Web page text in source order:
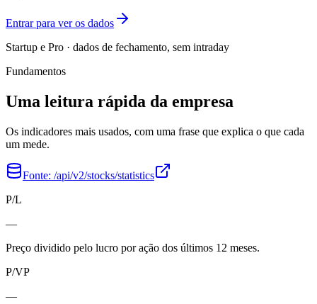
Entrar para ver os dados
Startup e Pro · dados de fechamento, sem intraday
Fundamentos
Uma leitura rápida da empresa
Os indicadores mais usados, com uma frase que explica o que cada
um mede.
Fonte: /api/v2/stocks/statistics
P/L
—
Preço dividido pelo lucro por ação dos últimos 12 meses.
P/VP
—